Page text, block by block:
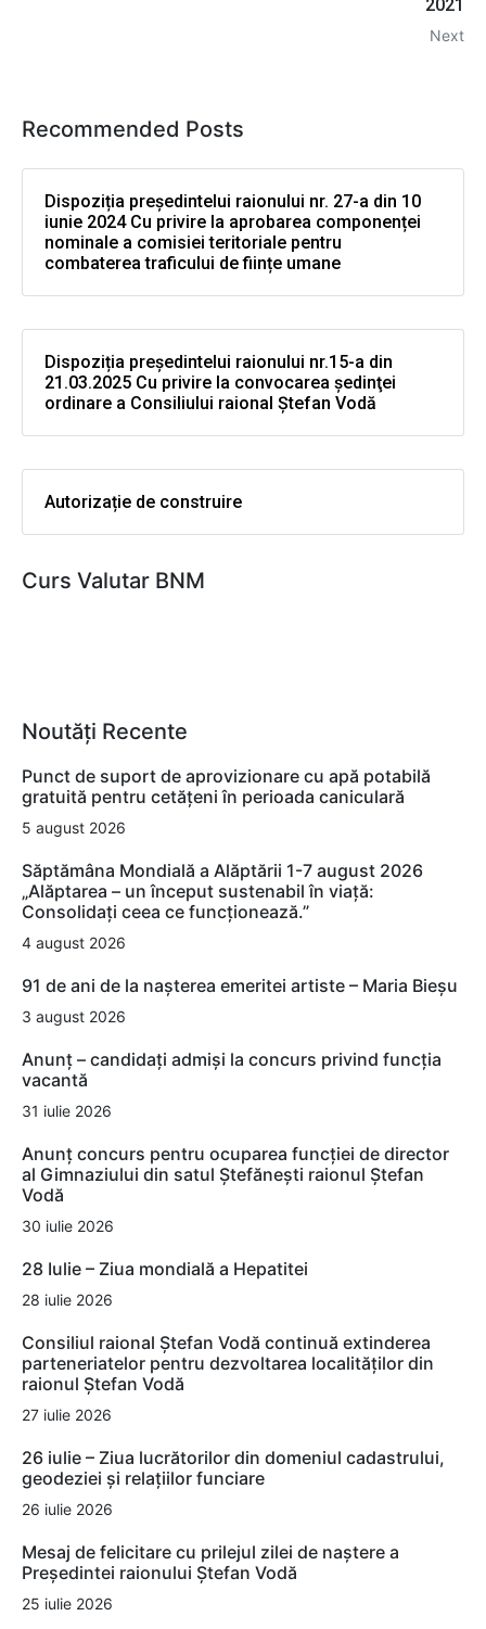
2021
Next
Recommended Posts
Dispoziția președintelui raionului nr. 27-a din 10
iunie 2024 Cu privire la aprobarea componenței
nominale a comisiei teritoriale pentru
combaterea traficului de ființe umane
Dispoziția președintelui raionului nr.15-a din
21.03.2025 Cu privire la convocarea şedinţei
ordinare a Consiliului raional Ştefan Vodă
Autorizație de construire
Curs Valutar BNM
Noutăți Recente
Punct de suport de aprovizionare cu apă potabilă
gratuită pentru cetățeni în perioada caniculară
5 august 2026
Săptămâna Mondială a Alăptării 1-7 august 2026
„Alăptarea – un început sustenabil în viață:
Consolidați ceea ce funcționează.”
4 august 2026
91 de ani de la nașterea emeritei artiste – Maria Bieșu
3 august 2026
Anunț – candidați admiși la concurs privind funcția
vacantă
31 iulie 2026
Anunț concurs pentru ocuparea funcției de director
al Gimnaziului din satul Ștefănești raionul Ștefan
Vodă
30 iulie 2026
28 Iulie – Ziua mondială a Hepatitei
28 iulie 2026
Consiliul raional Ștefan Vodă continuă extinderea
parteneriatelor pentru dezvoltarea localităților din
raionul Ștefan Vodă
27 iulie 2026
26 iulie – Ziua lucrătorilor din domeniul cadastrului,
geodeziei și relațiilor funciare
26 iulie 2026
Mesaj de felicitare cu prilejul zilei de naștere a
Președintei raionului Ștefan Vodă
25 iulie 2026